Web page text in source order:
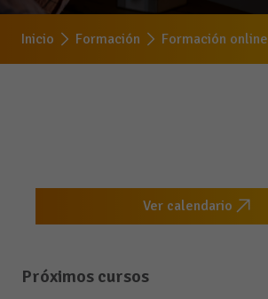
Inicio Formación Formación online
Ver calendario
Próximos cursos